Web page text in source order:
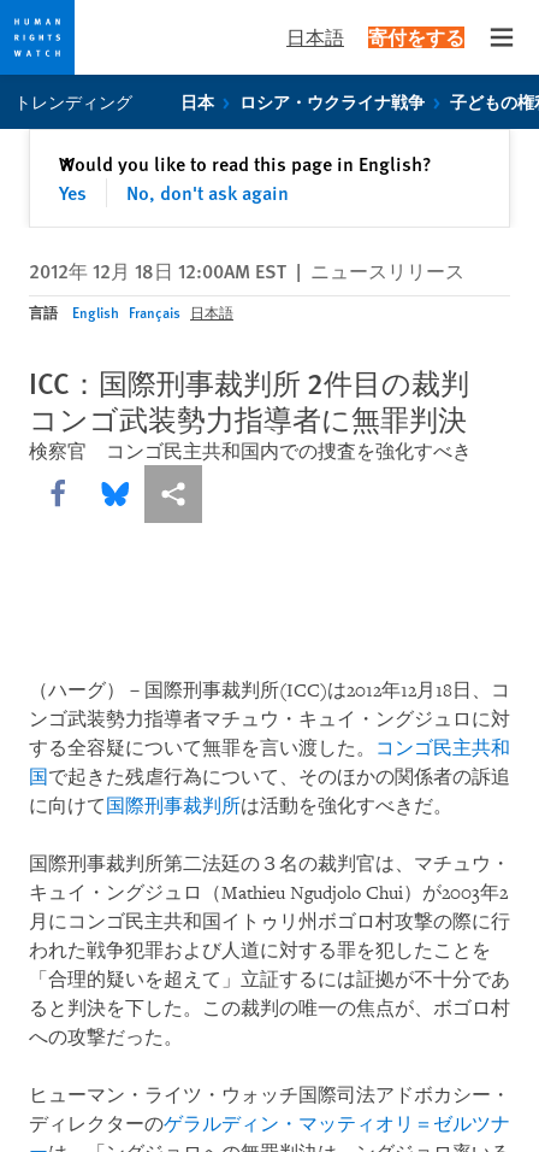
privacy
content
日本語 寄付をする
トレンディング 日本 ロシア・ウクライナ戦争 子どもの権
Would you like to read this page in English?
Yes
No, don't ask again
✕閉じる
2012年 12月 18日 12:00AM EST | ニュースリリース
言語 English Français 日本語
ICC：国際刑事裁判所 2件目の裁判
コンゴ武装勢力指導者に無罪判決
検察官 コンゴ民主共和国内での捜査を強化すべき
Share this via Facebook
Share this via Bluesky
More sharing options
（ハーグ）－国際刑事裁判所(ICC)は2012年12月18日、コ
ンゴ武装勢力指導者マチュウ・キュイ・ングジュロに対
する全容疑について無罪を言い渡した。
コンゴ民主共和
国で起きた残虐行為について、そのほかの関係者の訴追
に向けて 国際刑事裁判所は活動を強化すべきだ。
国際刑事裁判所第二法廷の３名の裁判官は、マチュウ・
キュイ・ングジュロ（Mathieu Ngudjolo Chui）が2003年2
月にコンゴ民主共和国イトゥリ州ボゴロ村攻撃の際に行
われた戦争犯罪および人道に対する罪を犯したことを
「合理的疑いを超えて」立証するには証拠が不十分であ
ると判決を下した。この裁判の唯一の焦点が、ボゴロ村
への攻撃だった。
ヒューマン・ライツ・ウォッチ国際司法アドボカシー・
ディレクターのゲラルディン・マッティオリ＝ゼルツナ